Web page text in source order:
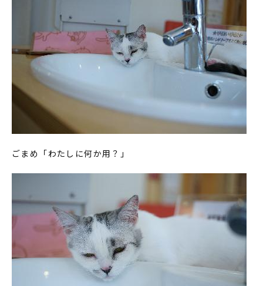
ごまめ「わたしに何か用？」